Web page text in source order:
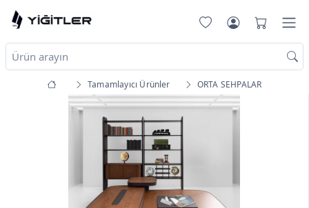
Tamamlayıcı Ürünler ORTA SEHPALAR